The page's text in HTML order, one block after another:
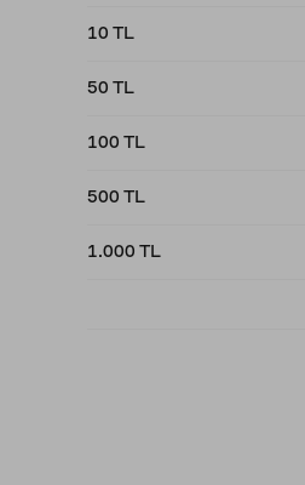
10 TL
50 TL
100 TL
500 TL
1.000 TL